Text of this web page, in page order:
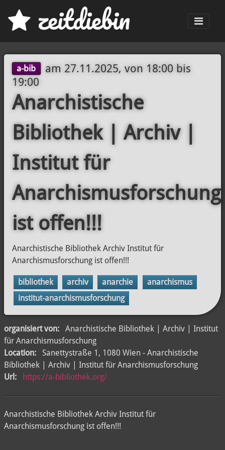
zeitdiebin
a-bib am 27.11.2025, von 18:00 bis
19:00
Anarchistische
Bibliothek | Archiv |
Institut für
Anarchismusforschung
ist offen!!!
Anarchistische Bibliothek Archiv Institut für
Anarchismusforschung ist offen!!!
bibliothek archiv anarchie
anarchismus
institut-anarchismusforschung
organisiert von:
Anarchistische Bibliothek | Archiv | Institut
für Anarchismusforschung
Location:
Sanettystraße 1, 1080 Wien - Anarchistische
Bibliothek | Archiv | Institut für Anarchismusforschung
Url:
https://a-bibliothek.org/
Anarchistische Bibliothek Archiv Institut für
Anarchismusforschung ist offen!!!